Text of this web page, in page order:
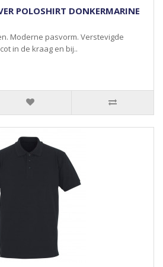
POLOSHIRT DONKERMARINE
Moderne pasvorm. Verstevigde
in de kraag en bij..